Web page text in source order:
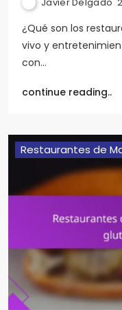
¿Qué son los
vivo y
con…
continue reading..
Restaurantes de